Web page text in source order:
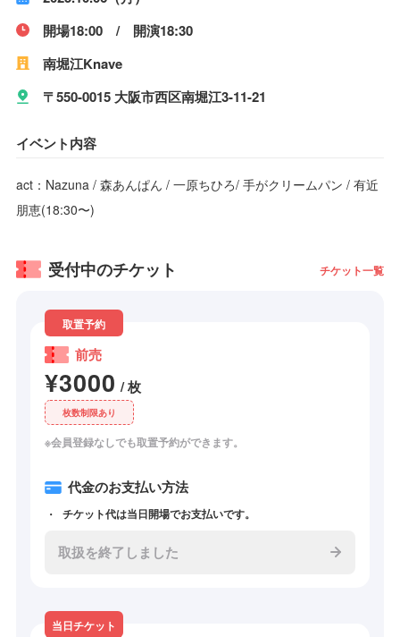
開場18:00 / 開演18:30
南堀江Knave
〒550-0015 大阪市西区南堀江3-11-21
イベント内容
act：Nazuna / 森あんぱん / 一原ちひろ/ 手がクリームパン / 有近
朋恵(18:30〜)
受付中のチケット チケット一覧
取置予約
前売
¥3000 / 枚
枚数制限あり
※会員登録なしでも取置予約ができます。
代金のお支払い方法
チケット代は当日開場でお支払いです。
取扱を終了しました
当日チケット